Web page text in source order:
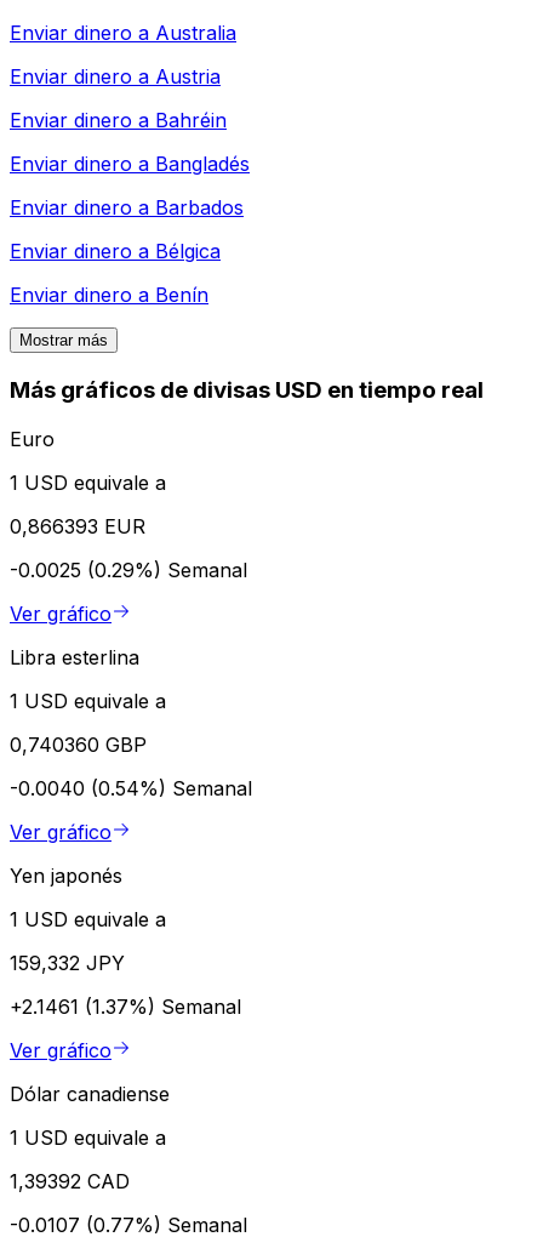
Enviar dinero a Australia
Enviar dinero a Austria
Enviar dinero a Bahréin
Enviar dinero a Bangladés
Enviar dinero a Barbados
Enviar dinero a Bélgica
Enviar dinero a Benín
Mostrar más
Más gráficos de divisas USD en tiempo real
Euro
1 USD equivale a
0,866393 EUR
-0.0025 (0.29%) Semanal
Ver gráfico
Libra esterlina
1 USD equivale a
0,740360 GBP
-0.0040 (0.54%) Semanal
Ver gráfico
Yen japonés
1 USD equivale a
159,332 JPY
+2.1461 (1.37%) Semanal
Ver gráfico
Dólar canadiense
1 USD equivale a
1,39392 CAD
-0.0107 (0.77%) Semanal